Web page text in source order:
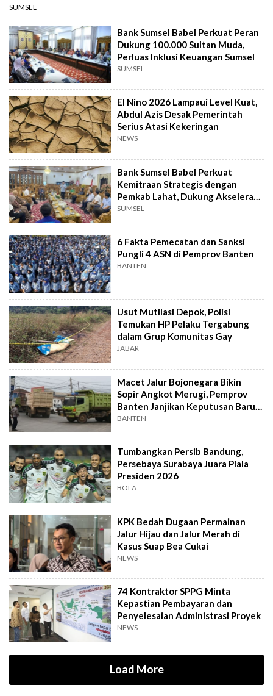
SUMSEL
Bank Sumsel Babel Perkuat Peran
Dukung 100.000 Sultan Muda,
Perluas Inklusi Keuangan Sumsel
SUMSEL
El Nino 2026 Lampaui Level Kuat,
Abdul Azis Desak Pemerintah
Serius Atasi Kekeringan
NEWS
Bank Sumsel Babel Perkuat
Kemitraan Strategis dengan
Pemkab Lahat, Dukung Akselerasi
Ekonomi Daerah
SUMSEL
6 Fakta Pemecatan dan Sanksi
Pungli 4 ASN di Pemprov Banten
BANTEN
Usut Mutilasi Depok, Polisi
Temukan HP Pelaku Tergabung
dalam Grup Komunitas Gay
JABAR
Macet Jalur Bojonegara Bikin
Sopir Angkot Merugi, Pemprov
Banten Janjikan Keputusan Baru 4
Hari Lagi
BANTEN
Tumbangkan Persib Bandung,
Persebaya Surabaya Juara Piala
Presiden 2026
BOLA
KPK Bedah Dugaan Permainan
Jalur Hijau dan Jalur Merah di
Kasus Suap Bea Cukai
NEWS
74 Kontraktor SPPG Minta
Kepastian Pembayaran dan
Penyelesaian Administrasi Proyek
NEWS
Load More